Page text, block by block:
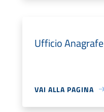
Ufficio Anagrafe
VAI ALLA PAGINA